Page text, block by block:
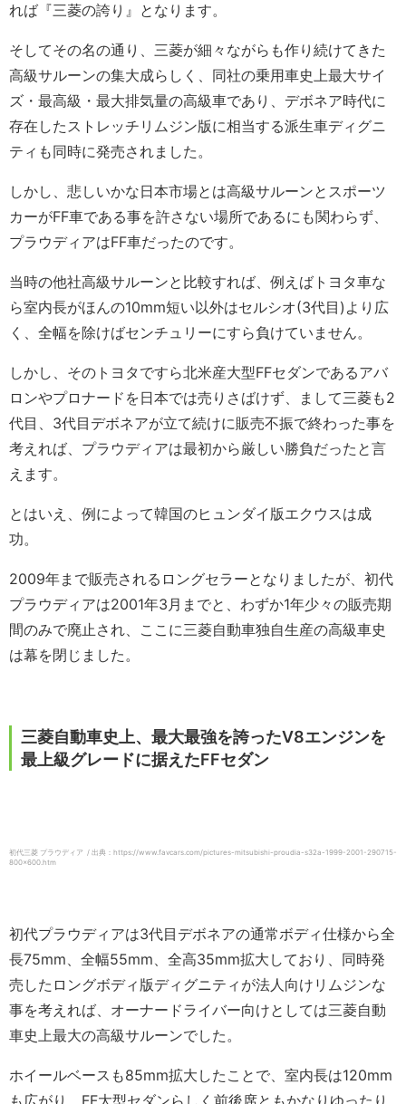
れば『三菱の誇り』となります。
そしてその名の通り、三菱が細々ながらも作り続けてきた
高級サルーンの集大成らしく、同社の乗用車史上最大サイ
ズ・最高級・最大排気量の高級車であり、デボネア時代に
存在したストレッチリムジン版に相当する派生車ディグニ
ティも同時に発売されました。
しかし、悲しいかな日本市場とは高級サルーンとスポーツ
カーがFF車である事を許さない場所であるにも関わらず、
プラウディアはFF車だったのです。
当時の他社高級サルーンと比較すれば、例えばトヨタ車な
ら室内長がほんの10mm短い以外はセルシオ(3代目)より広
く、全幅を除けばセンチュリーにすら負けていません。
しかし、そのトヨタですら北米産大型FFセダンであるアバ
ロンやプロナードを日本では売りさばけず、まして三菱も2
代目、3代目デボネアが立て続けに販売不振で終わった事を
考えれば、プラウディアは最初から厳しい勝負だったと言
えます。
とはいえ、例によって韓国のヒュンダイ版エクウスは成
功。
2009年まで販売されるロングセラーとなりましたが、初代
プラウディアは2001年3月までと、わずか1年少々の販売期
間のみで廃止され、ここに三菱自動車独自生産の高級車史
は幕を閉じました。
三菱自動車史上、最大最強を誇ったV8エンジンを
最上級グレードに据えたFFセダン
初代三菱 プラウディア / 出典：https://www.favcars.com/pictures-mitsubishi-proudia-s32a-1999-2001-290715-
800×600.htm
初代プラウディアは3代目デボネアの通常ボディ仕様から全
長75mm、全幅55mm、全高35mm拡大しており、同時発
売したロングボディ版ディグニティが法人向けリムジンな
事を考えれば、オーナードライバー向けとしては三菱自動
車史上最大の高級サルーンでした。
ホイールベースも85mm拡大したことで、室内長は120mm